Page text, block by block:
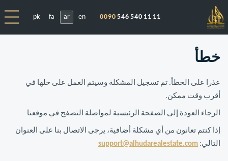
0090 546 540 11 11
en
ar
fa
pk
خطأ
عذرا على الخطأ. تم تسجيل المشكلة وسيتم العمل على حلها في
أقرب وقت ممكن.
الرجاء العودة إلى الصفحة الرئيسية لمواصلة التصفح في موقعنا
إذا كنتم تعانون من أي مشكلة أضافية، يرجى الاتصال بنا على العنوان
التالي: support@alhudarealestate.com